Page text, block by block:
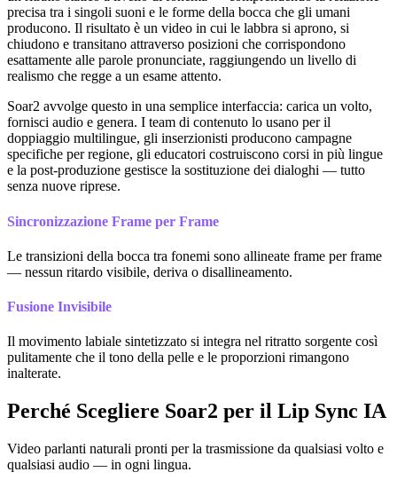
precisa tra i singoli suoni e le forme della bocca che gli umani
producono. Il risultato è un video in cui le labbra si aprono, si
chiudono e transitano attraverso posizioni che corrispondono
esattamente alle parole pronunciate, raggiungendo un livello di
realismo che regge a un esame attento.
Soar2 avvolge questo in una semplice interfaccia: carica un volto,
fornisci audio e genera. I team di contenuto lo usano per il
doppiaggio multilingue, gli inserzionisti producono campagne
specifiche per regione, gli educatori costruiscono corsi in più lingue
e la post-produzione gestisce la sostituzione dei dialoghi — tutto
senza nuove riprese.
Sincronizzazione Frame per Frame
Le transizioni della bocca tra fonemi sono allineate frame per frame
— nessun ritardo visibile, deriva o disallineamento.
Fusione Invisibile
Il movimento labiale sintetizzato si integra nel ritratto sorgente così
pulitamente che il tono della pelle e le proporzioni rimangono
inalterate.
Perché Scegliere Soar2 per il Lip Sync IA
Video parlanti naturali pronti per la trasmissione da qualsiasi volto e
qualsiasi audio — in ogni lingua.